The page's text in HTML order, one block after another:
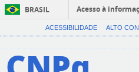
BRASIL
Acesso à
ACESSIBILIDADE ALTO